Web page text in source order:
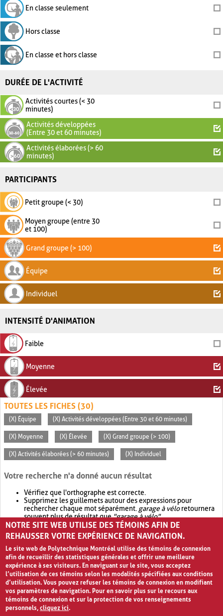
En classe seulement
Hors classe
En classe et hors classe
DURÉE DE L'ACTIVITÉ
Activités courtes (< 30
minutes)
Activités développées
(Entre 30 et 60 minutes)
Activités élaborées (> 60
minutes)
PARTICIPANTS
Petit groupe (< 30)
Moyen groupe (entre 30
et 100)
Grand groupe (> 100)
Équipe
Individuel
INTENSITÉ D'ANIMATION
Faible
Moyenne
Élevée
TOUTES LES FICHES (30)
(X) Équipe (X) Activités développées (Entre 30 et 60 minutes)
(X) Moyenne (X) Élevée (X) Grand groupe (> 100)
(X) Activités élaborées (> 60 minutes) (X) Individuel
Votre recherche n'a donné aucun résultat
Vérifiez que l'orthographe est correcte.
Supprimez les guillemets autour des expressions pour
rechercher chaque mot séparément. garage à véloretournera
souvent plus de résultat que"garage à vélo".
Envisagez d'élargir votre recherche avec OR.garage OR vélo
retournera souvent plus de résultat quegarage à vélo
NOTRE SITE WEB UTILISE DES TÉMOINS AFIN DE
REHAUSSER VOTRE EXPÉRIENCE DE NAVIGATION.
Le site web de Polytechnique Montréal utilise des témoins de connexion
afin de recueillir des statistiques générales et offrir une meilleure
expérience à ses visiteurs. En naviguant sur le site, vous acceptez
l’utilisation de ces témoins selon les modalités spécifiées aux conditions
d’utilisation. Vous pouvez refuser les témoins de connexion en modifiant
vos paramètres de navigation. Pour en savoir plus sur le recours aux
témoins de connexion et sur la protection de vos renseignements
personnels,cliquez ici.